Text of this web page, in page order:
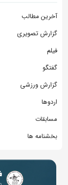
آخرین مطالب
گزارش تصویری
فیلم
گفتگو
گزارش ورزشی
اردوها
مسابقات
بخشنامه ها